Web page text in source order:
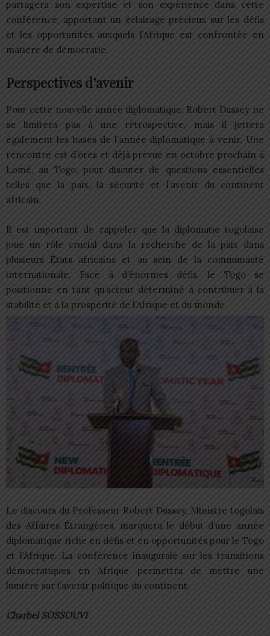
partagera son expertise et son expérience dans cette
conférence, apportant un éclairage précieux sur les défis
et les opportunités auxquels l’Afrique est confrontée en
matière de démocratie.
Perspectives d’avenir
Pour cette nouvelle année diplomatique, Robert Dussey ne
se limitera pas à une rétrospective, mais il jettera
également les bases de l’année diplomatique à venir. Une
rencontre est d’ores et déjà prévue en octobre prochain à
Lomé, au Togo, pour discuter de questions essentielles
telles que la paix, la sécurité et l’avenir du continent
africain.
Il est important de rappeler que la diplomatie togolaise
joue un rôle crucial dans la recherche de la paix dans
plusieurs États africains et au sein de la communauté
internationale. Face à d’énormes défis, le Togo se
positionne en tant qu’acteur déterminé à contribuer à la
stabilité et à la prospérité de l’Afrique et du monde.
Le discours du Professeur Robert Dussey, Ministre togolais
des Affaires Étrangères, marquera le début d’une année
diplomatique riche en défis et en opportunités pour le Togo
et l’Afrique. La conférence inaugurale sur les transitions
démocratiques en Afrique permettra de mettre une
lumière sur l’avenir politique du continent.
Charbel SOSSOUVI